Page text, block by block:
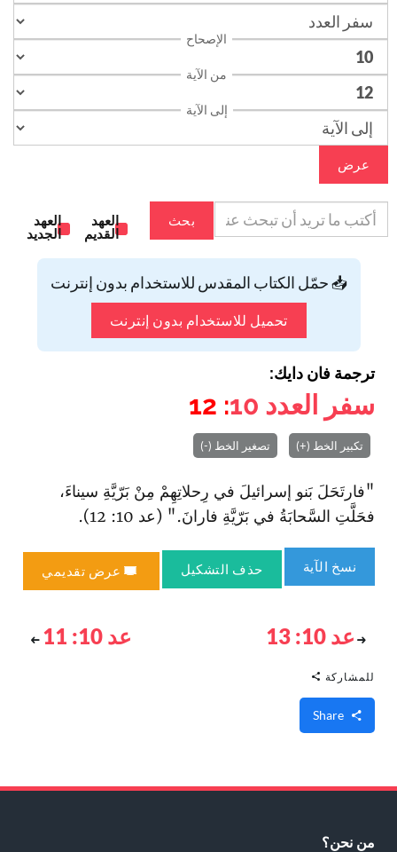
الإصحاح
من الآية
إلى الآية
عرض
بحث
العهد
القديم
العهد
الجديد
📥 حمّل الكتاب المقدس للاستخدام بدون إنترنت
تحميل للاستخدام بدون إنترنت
ترجمة فان دايك:
سفر العدد 10
: 12
تكبير الخط (+) تصغير الخط (-)
"فارتَحَلَ بَنو إسرائيلَ في رِحلاتِهِمْ مِنْ بَرّيَّةِ سيناءَ،
فحَلَّتِ السَّحابَةُ في بَرّيَّةِ فارانَ." (عد 10: 12).
نسخ الآية حذف التشكيل عرض تقديمي
عد 10: 13 عد 10: 11
للمشاركة
من نحن؟